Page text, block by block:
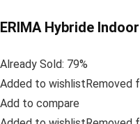
ERIMA Hybride Indoor
Already Sold: 79%
Added to wishlistRemoved
Add to compare